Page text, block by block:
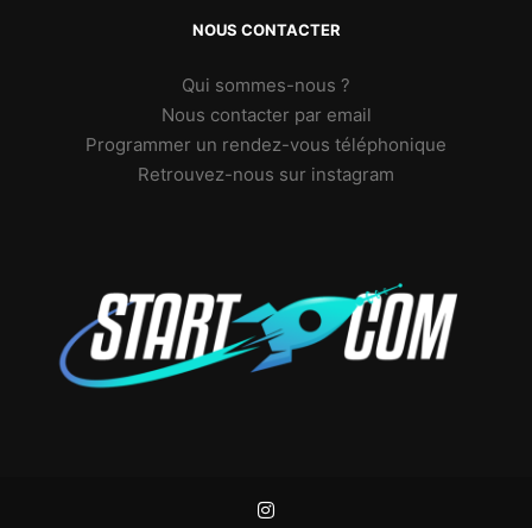
NOUS CONTACTER
Qui sommes-nous ?
Nous contacter par email
Programmer un rendez-vous téléphonique
Retrouvez-nous sur instagram